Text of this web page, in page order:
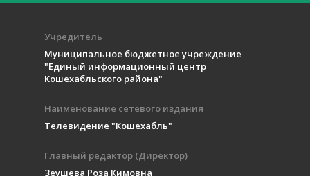
Учредитель
Муниципальное бюджетное учреждение
"Единый информационный центр
Кошехабльского района"
Наименование сетевого издания
Телевидение "Кошехабль"
Главный редактор (Директор)
Зеушева Роза Кимовна